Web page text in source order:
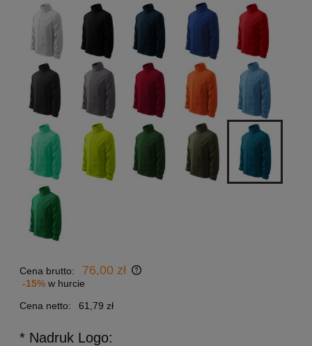
Cena brutto: 76,00 zł
-15% w hurcie
Cena netto:
61,79 zł
* Nadruk Logo: